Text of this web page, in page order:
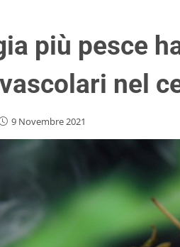
più pesce
nel
9 Novembre 2021